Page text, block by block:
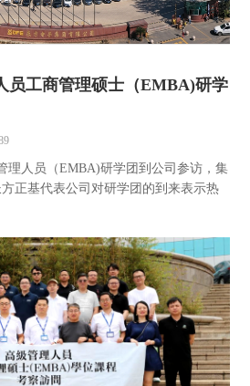
员工商管理硕士（EMBA)研学
理人员（EMBA)研学团到公司参访，集
正基代表公司对研学团的到来表示热